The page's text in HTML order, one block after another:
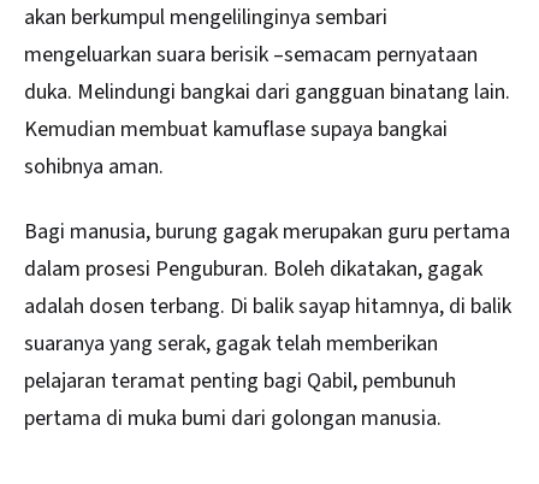
akan berkumpul mengelilinginya sembari
mengeluarkan suara berisik –semacam pernyataan
duka. Melindungi bangkai dari gangguan binatang lain.
Kemudian membuat kamuflase supaya bangkai
sohibnya aman.
Bagi manusia, burung gagak merupakan guru pertama
dalam prosesi Penguburan. Boleh dikatakan, gagak
adalah dosen terbang. Di balik sayap hitamnya, di balik
suaranya yang serak, gagak telah memberikan
pelajaran teramat penting bagi Qabil, pembunuh
pertama di muka bumi dari golongan manusia.